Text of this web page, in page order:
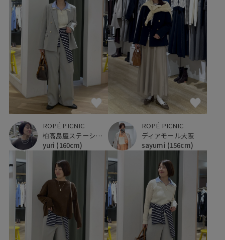
ROPÉ PICNIC
柏高島屋ステーションモール
yuri (160cm)
ROPÉ PICNIC
ディアモール大阪
sayumi (156cm)